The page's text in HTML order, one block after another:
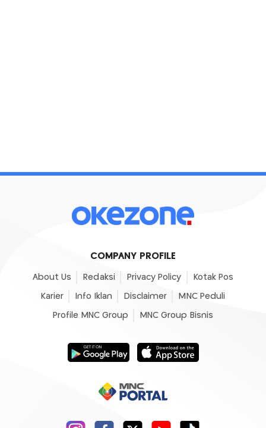
COMPANY PROFILE
About Us Redaksi Privacy Policy Kotak Pos
Karier Info Iklan Disclaimer MNC Peduli
Profile MNC Group MNC Group Bisnis